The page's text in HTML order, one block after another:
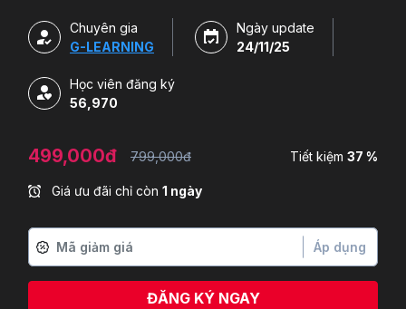
Chuyên gia
G-LEARNING
Ngày update
24/11/25
Học viên đăng ký
56,970
499,000đ 799,000đ Tiết kiệm 37 %
Giá ưu đãi chỉ còn 1 ngày
Áp dụng
ĐĂNG KÝ NGAY